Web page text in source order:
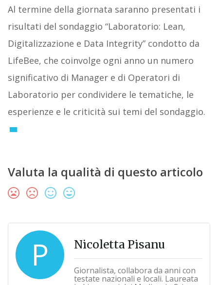
Al termine della giornata saranno presentati i
risultati del sondaggio “Laboratorio: Lean,
Digitalizzazione e Data Integrity” condotto da
LifeBee, che coinvolge ogni anno un numero
significativo di Manager e di Operatori di
Laboratorio per condividere le tematiche, le
esperienze e le criticità sui temi del sondaggio.
Valuta la qualità di questo articolo
P Nicoletta Pisanu
Giornalista, collabora da anni con
testate nazionali e locali. Laureata